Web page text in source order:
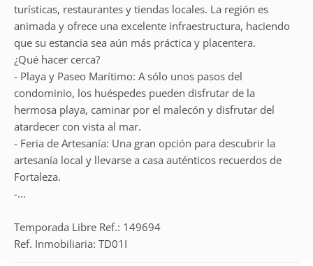
turísticas, restaurantes y tiendas locales. La región es
animada y ofrece una excelente infraestructura, haciendo
que su estancia sea aún más práctica y placentera.
¿Qué hacer cerca?
- Playa y Paseo Marítimo: A sólo unos pasos del
condominio, los huéspedes pueden disfrutar de la
hermosa playa, caminar por el malecón y disfrutar del
atardecer con vista al mar.
- Feria de Artesanía: Una gran opción para descubrir la
artesanía local y llevarse a casa auténticos recuerdos de
Fortaleza.
-...
Temporada Libre Ref.: 149694
Ref. Inmobiliaria: TD01I